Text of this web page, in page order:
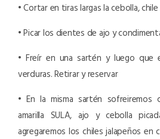
• Cortar en tiras largas la cebolla,
• Picar los dientes de ajo y
• Freír en una sartén y luego que
verduras. Retirar y reservar
• En la misma sartén sofreiremos
amarilla SULA, ajo y cebolla
agregaremos los chiles jalapeños en